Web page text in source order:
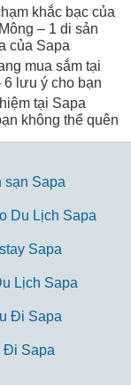
khắc bạc của
– 1 di sản
của Sapa
mua sắm tại
6 lưu ý cho bạn
tại Sapa
không thể quên
sạn Sapa
Du Lịch Sapa
Sapa
Lịch Sapa
Đi Sapa
Đi Sapa